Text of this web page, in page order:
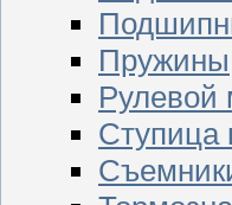
Пружины
Рулевой
Ступица